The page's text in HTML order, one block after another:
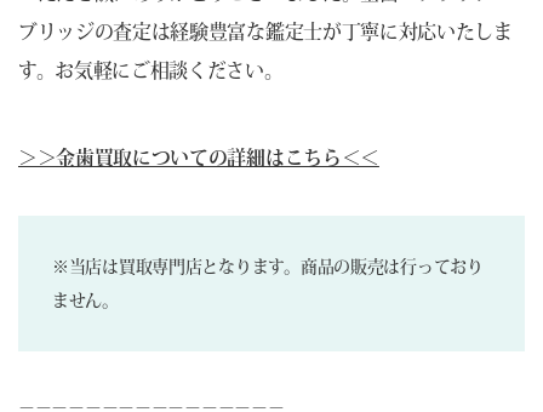
ブリッジの査定は経験豊富な鑑定士が丁寧に対応いたしま
す。お気軽にご相談ください。
＞＞金歯買取についての詳細はこちら＜＜
※当店は買取専門店となります。商品の販売は行っており
ません。
－－－－－－－－－－－－－－－－